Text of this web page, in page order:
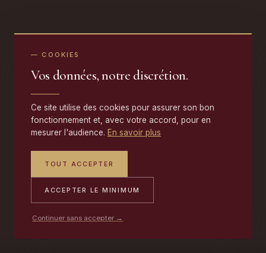
— COOKIES
Vos données, notre discrétion.
Ce site utilise des cookies pour assurer son bon
fonctionnement et, avec votre accord, pour en
mesurer l'audience. En savoir plus
TOUT ACCEPTER
ACCEPTER LE MINIMUM
Continuer sans accepter →